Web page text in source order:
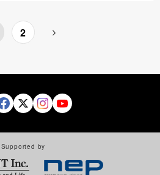
2
Supported by